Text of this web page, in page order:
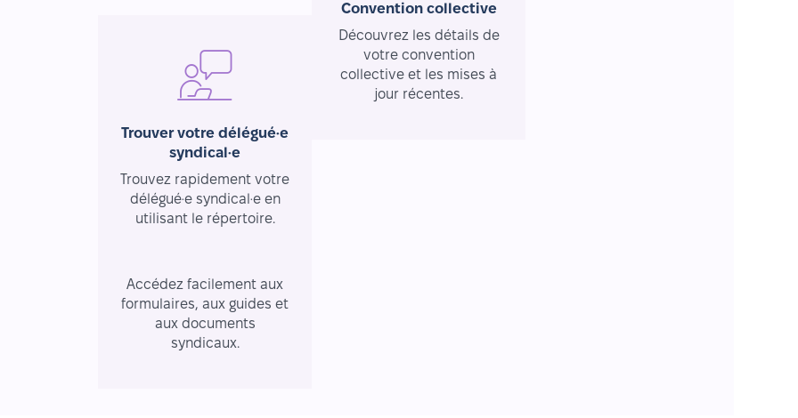
Trouver votre délégué·e
syndical·e
Trouvez rapidement votre
délégué·e syndical·e en
utilisant le répertoire.
Convention collective
Découvrez les détails de
votre convention
collective et les mises à
jour récentes.
Accédez facilement aux
formulaires, aux guides et
aux documents
syndicaux.